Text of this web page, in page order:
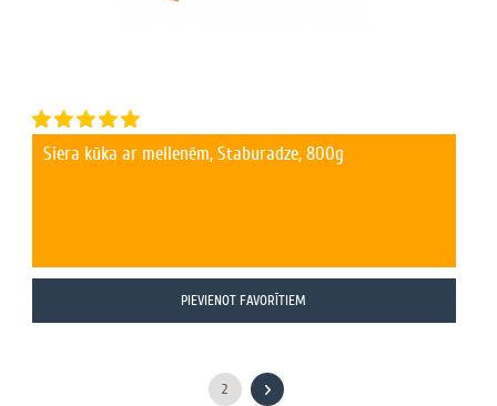
Siera kūka ar mellenēm, Staburadze, 800g
PIEVIENOT FAVORĪTIEM
2